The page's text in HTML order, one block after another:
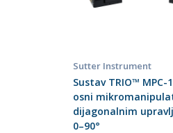
Sutter Instrument
Sustav TRIO™
osni
dijagonalnim
0–90°